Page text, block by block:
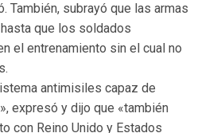
También, subrayó que las armas
que los soldados
el entrenamiento sin el cual no
antimisiles capaz de
expresó y dijo que «también
con Reino Unido y Estados